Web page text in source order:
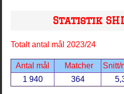
BRYNÄS IF DAM
KONTAKTA
Statistik
Totalt antal mål 2023/24
Antal mål Matcher
Snitt/
1 940
364